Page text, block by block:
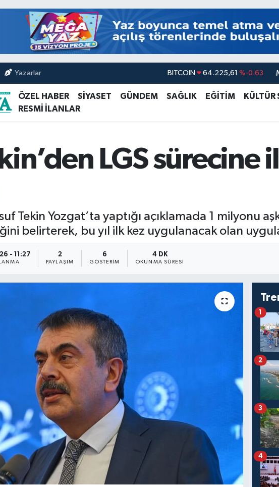
Yazarlar DOLAR 47,7143 %0.16
EURO 55,0317 %-0.02
13.799
BITCOIN 64.225,61 %-0.63
ÖZEL HABER SİYASET GÜNDEM SAĞLIK EĞİTİM KÜLTÜR
RESMİ İLANLAR
LGS sürecine
Tekin Yozgat’ta yaptığı açıklamada 1 milyonu
belirterek, bu yıl ilk kez uygulanacak olan
- 11:27 2
PAYLAŞIM
6
GÖSTERIM
4 DK
OKUNMA SÜRESI
1
2
3
4